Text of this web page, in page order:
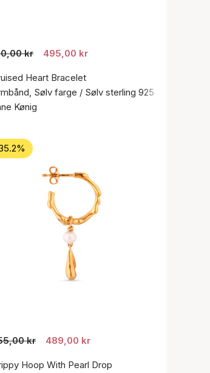
kr 495,00 kr
Heart Bracelet
Sølv farge / Sølv sterling 925
Kønig
kr 489,00 kr
Hoop With Pearl Drop